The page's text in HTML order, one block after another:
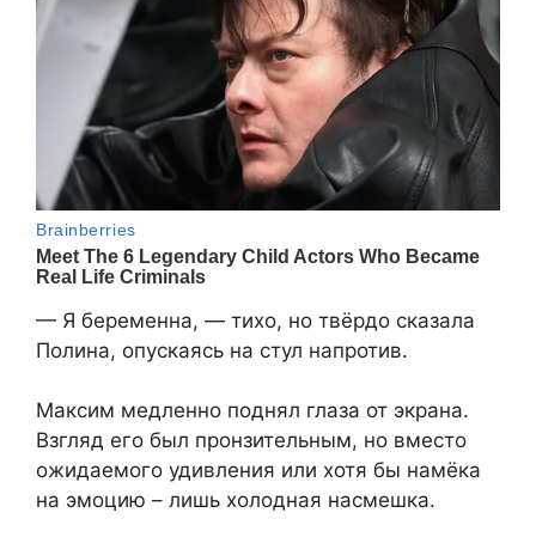
— Я беременна, — тихо, но твёрдо сказала
Полина, опускаясь на стул напротив.
Максим медленно поднял глаза от экрана.
Взгляд его был пронзительным, но вместо
ожидаемого удивления или хотя бы намёка
на эмоцию – лишь холодная насмешка.